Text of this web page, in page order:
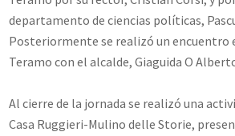
departamento de ciencias políticas,
Posteriormente se realizó un encuentro
Teramo con el alcalde, Giaguida O
Al cierre de la jornada se realizó una
Casa Ruggieri-Mulino delle Storie,